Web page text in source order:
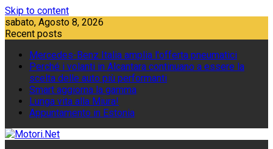
Skip to content
sabato, Agosto 8, 2026
Recent posts
Mercedes-Benz Italia amplia l'offerta pneumatici
Perché i volanti in Alcantara continuano a essere la
scelta delle auto più performanti
Smart aggiorna la gamma
Lunga vita alla Miura!
Appuntamento in Estonia